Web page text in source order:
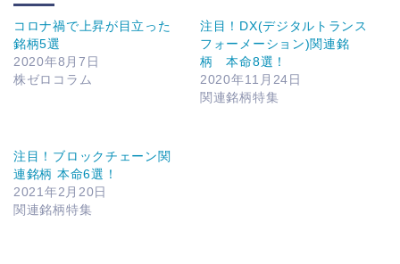
コロナ禍で上昇が目立った
銘柄5選
2020年8月7日
株ゼロコラム
注目！DX(デジタルトランス
フォーメーション)関連銘
柄 本命8選！
2020年11月24日
関連銘柄特集
注目！ブロックチェーン関
連銘柄 本命6選！
2021年2月20日
関連銘柄特集